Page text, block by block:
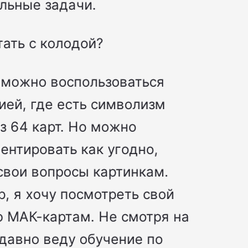
задачи.
с колодой?
воспользоваться
где есть символизм
64 карт. Но можно
как угодно,
вопросы картинкам.
я хочу посмотреть свой
МАК-картам. Не смотря на
веду обучение по